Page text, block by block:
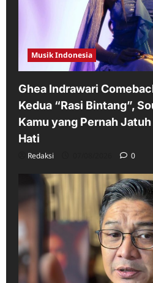
Musik Indonesia
Ghea Indrawari
Kedua “Rasi Bintang”,
Kamu yang Pernah
Hati
Redaksi 0